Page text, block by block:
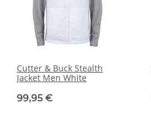
Cutter & Buck Stealth
Jacket Men White
99,95 €